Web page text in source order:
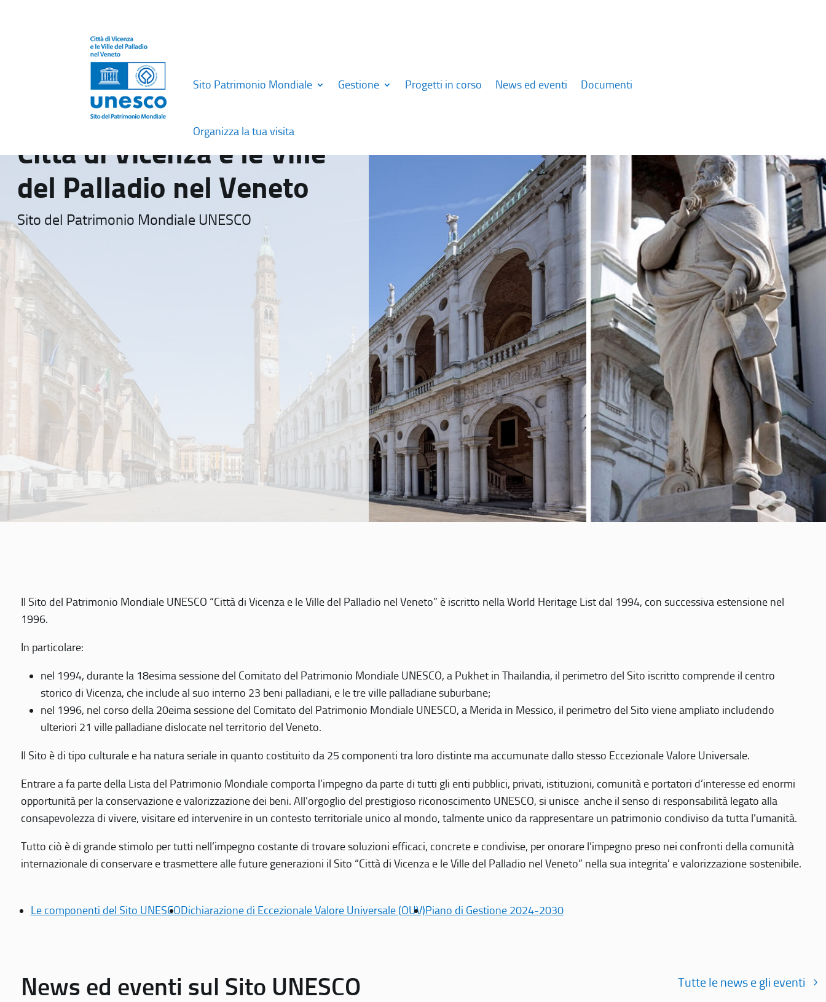
Sito Patrimonio Mondiale Gestione Progetti in corso News ed eventi Documenti
Organizza la tua visita
Città di Vicenza e le Ville
del Palladio nel Veneto
Sito del Patrimonio Mondiale UNESCO
Il Sito del Patrimonio Mondiale UNESCO “Città di Vicenza e le Ville del Palladio nel Veneto” è iscritto nella World Heritage List dal 1994, con successiva estensione nel
1996.
In particolare:
nel 1994, durante la 18esima sessione del Comitato del Patrimonio Mondiale UNESCO, a Pukhet in Thailandia, il perimetro del Sito iscritto comprende il centro
storico di Vicenza, che include al suo interno 23 beni palladiani, e le tre ville palladiane suburbane;
nel 1996, nel corso della 20eima sessione del Comitato del Patrimonio Mondiale UNESCO, a Merida in Messico, il perimetro del Sito viene ampliato includendo
ulteriori 21 ville palladiane dislocate nel territorio del Veneto.
Il Sito è di tipo culturale e ha natura seriale in quanto costituito da 25 componenti tra loro distinte ma accumunate dallo stesso Eccezionale Valore Universale.
Entrare a fa parte della Lista del Patrimonio Mondiale comporta l’impegno da parte di tutti gli enti pubblici, privati, istituzioni, comunità e portatori d’interesse ed enormi
opportunità per la conservazione e valorizzazione dei beni. All’orgoglio del prestigioso riconoscimento UNESCO, si unisce anche il senso di responsabilità legato alla
consapevolezza di vivere, visitare ed intervenire in un contesto territoriale unico al mondo, talmente unico da rappresentare un patrimonio condiviso da tutta l’umanità.
Tutto ciò è di grande stimolo per tutti nell’impegno costante di trovare soluzioni efficaci, concrete e condivise, per onorare l’impegno preso nei confronti della comunità
internazionale di conservare e trasmettere alle future generazioni il Sito “Città di Vicenza e le Ville del Palladio nel Veneto” nella sua integrita’ e valorizzazione sostenibile.
Le componenti del Sito UNESCODichiarazione di Eccezionale Valore Universale (OUV)Piano di Gestione 2024-2030
News ed eventi sul Sito UNESCO Tutte le news e gli eventi